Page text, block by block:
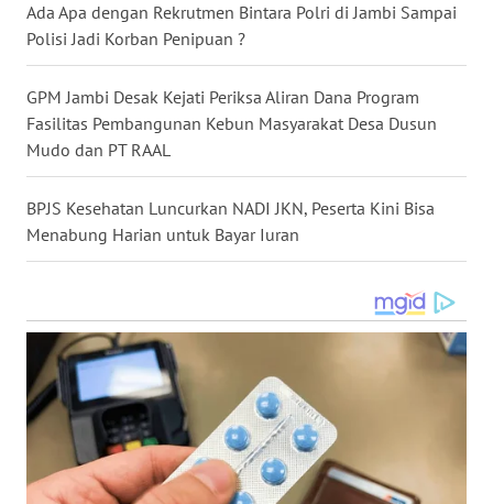
Ada Apa dengan Rekrutmen Bintara Polri di Jambi Sampai
Polisi Jadi Korban Penipuan ?
GPM Jambi Desak Kejati Periksa Aliran Dana Program
Fasilitas Pembangunan Kebun Masyarakat Desa Dusun
Mudo dan PT RAAL
BPJS Kesehatan Luncurkan NADI JKN, Peserta Kini Bisa
Menabung Harian untuk Bayar Iuran
TOBA
NIAS
WN
LANGKAT
WN
TAPANULI
WN
TANJUNG
LESUNG
WN
KARO